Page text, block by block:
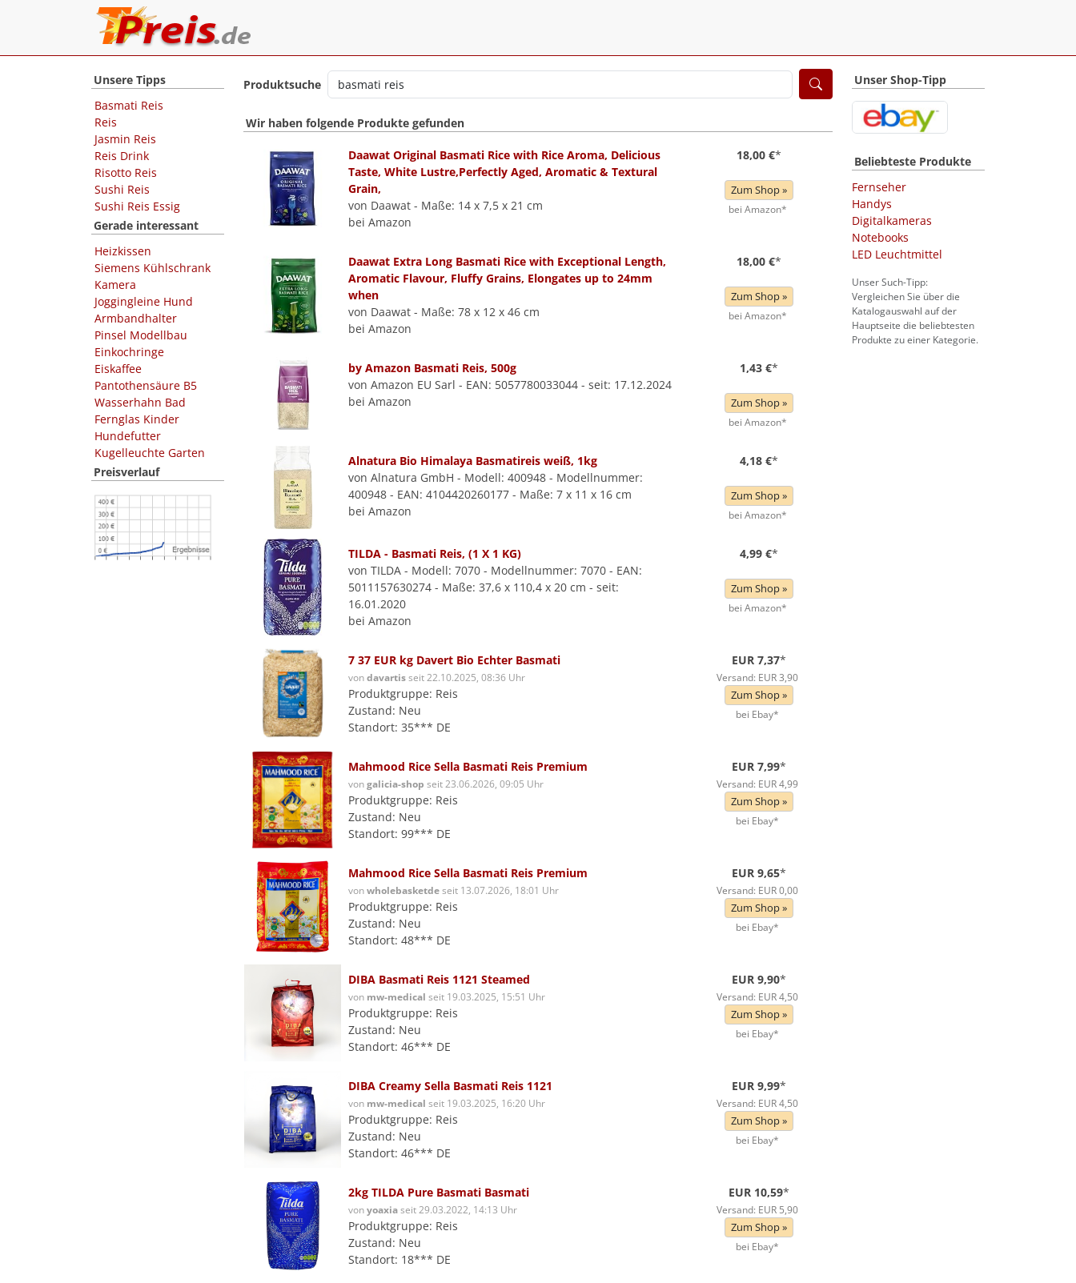
Unsere Tipps
Basmati Reis
Reis
Jasmin Reis
Reis Drink
Risotto Reis
Sushi Reis
Sushi Reis Essig
Gerade interessant
Heizkissen
Siemens Kühlschrank
Kamera
Joggingleine Hund
Armbandhalter
Pinsel Modellbau
Einkochringe
Eiskaffee
Pantothensäure B5
Wasserhahn Bad
Fernglas Kinder
Hundefutter
Kugelleuchte Garten
Preisverlauf
Produktsuche
Wir haben folgende Produkte gefunden
Daawat Original Basmati Rice with Rice Aroma, Delicious
Taste, White Lustre,Perfectly Aged, Aromatic & Textural
Grain,
von Daawat - Maße: 14 x 7,5 x 21 cm
bei Amazon
18,00 €*
Zum Shop »
bei Amazon*
Daawat Extra Long Basmati Rice with Exceptional Length,
Aromatic Flavour, Fluffy Grains, Elongates up to 24mm
when
von Daawat - Maße: 78 x 12 x 46 cm
bei Amazon
18,00 €*
Zum Shop »
bei Amazon*
by Amazon Basmati Reis, 500g
von Amazon EU Sarl - EAN: 5057780033044 - seit: 17.12.2024
bei Amazon
1,43 €*
Zum Shop »
bei Amazon*
Alnatura Bio Himalaya Basmatireis weiß, 1kg
von Alnatura GmbH - Modell: 400948 - Modellnummer:
400948 - EAN: 4104420260177 - Maße: 7 x 11 x 16 cm
bei Amazon
4,18 €*
Zum Shop »
bei Amazon*
TILDA - Basmati Reis, (1 X 1 KG)
von TILDA - Modell: 7070 - Modellnummer: 7070 - EAN:
5011157630274 - Maße: 37,6 x 110,4 x 20 cm - seit:
16.01.2020
bei Amazon
4,99 €*
Zum Shop »
bei Amazon*
7 37 EUR kg Davert Bio Echter Basmati
vondavartisseit 22.10.2025, 08:36 Uhr
Produktgruppe: Reis
Zustand: Neu
Standort: 35*** DE
EUR 7,37*
Versand: EUR 3,90
Zum Shop »
bei Ebay*
Mahmood Rice Sella Basmati Reis Premium
vongalicia-shop seit 23.06.2026, 09:05 Uhr
Produktgruppe: Reis
Zustand: Neu
Standort: 99*** DE
EUR 7,99*
Versand: EUR 4,99
Zum Shop »
bei Ebay*
Mahmood Rice Sella Basmati Reis Premium
vonwholebasketdeseit 13.07.2026, 18:01 Uhr
Produktgruppe: Reis
Zustand: Neu
Standort: 48*** DE
EUR 9,65*
Versand: EUR 0,00
Zum Shop »
bei Ebay*
DIBA Basmati Reis 1121 Steamed
von mw-medical seit 19.03.2025, 15:51 Uhr
Produktgruppe: Reis
Zustand: Neu
Standort: 46*** DE
EUR 9,90*
Versand: EUR 4,50
Zum Shop »
bei Ebay*
DIBA Creamy Sella Basmati Reis 1121
von mw-medical seit 19.03.2025, 16:20 Uhr
Produktgruppe: Reis
Zustand: Neu
Standort: 46*** DE
EUR 9,99*
Versand: EUR 4,50
Zum Shop »
bei Ebay*
2kg TILDA Pure Basmati Basmati
vonyoaxiaseit 29.03.2022, 14:13 Uhr
Produktgruppe: Reis
Zustand: Neu
Standort: 18*** DE
EUR 10,59*
Versand: EUR 5,90
Zum Shop »
bei Ebay*
Unser Shop-Tipp
Beliebteste Produkte
Fernseher
Handys
Digitalkameras
Notebooks
LED Leuchtmittel
Unser Such-Tipp:
Vergleichen Sie über die
Katalogauswahl auf der
Hauptseite die beliebtesten
Produkte zu einer Kategorie.